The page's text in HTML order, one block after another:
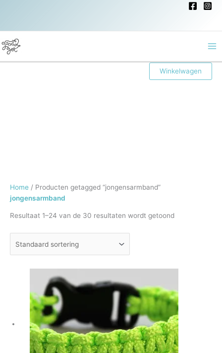
inhoud
Winkelwagen
Home / Producten getagged “jongensarmband”
jongensarmband
Resultaat 1–24 van de 30 resultaten wordt getoond